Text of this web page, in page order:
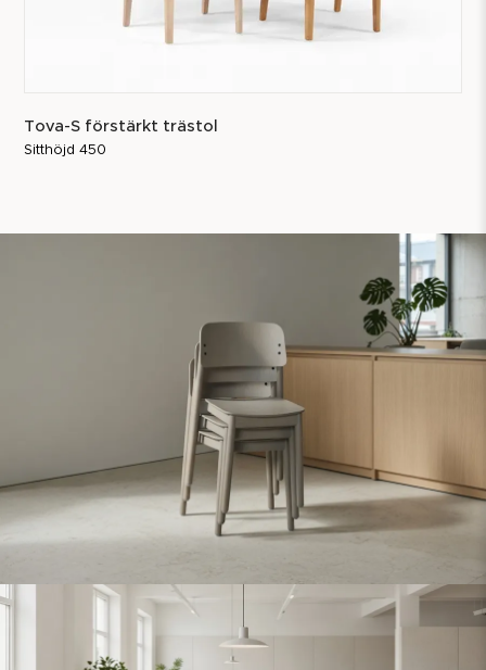
Tova-S förstärkt trästol
Sitthöjd 450